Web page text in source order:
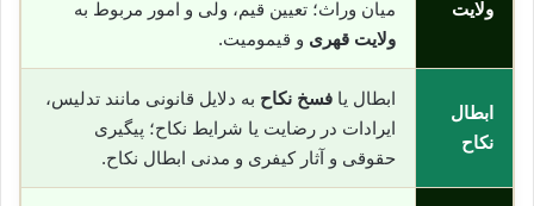
ولایت
میان وراث؛ تعیین قیم، ولی و امور مربوط به
ولایت قهری و قیمومیت.
ابطال
نکاح
ابطال یا فسخ نکاح به دلایل قانونی مانند تدلیس،
ایرادات در رضایت یا شرایط نکاح؛ پیگیری
حقوقی و آثار کیفری و مدنی ابطال نکاح.